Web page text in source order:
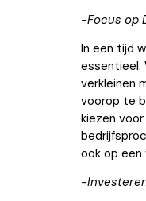
-Focus op
In een tijd
essentieel.
verkleinen
voorop te
kiezen
ook op
-